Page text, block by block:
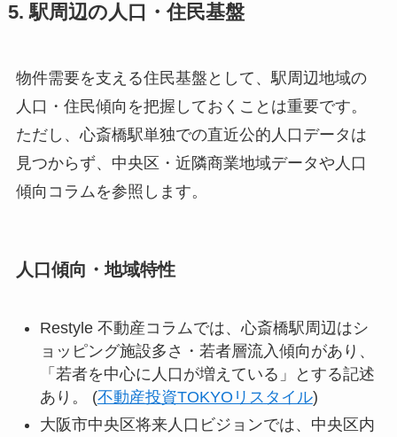
5. 駅周辺の人口・住民基盤
物件需要を支える住民基盤として、駅周辺地域の
人口・住民傾向を把握しておくことは重要です。
ただし、心斎橋駅単独での直近公的人口データは
見つからず、中央区・近隣商業地域データや人口
傾向コラムを参照します。
人口傾向・地域特性
Restyle 不動産コラムでは、心斎橋駅周辺はシ
ョッピング施設多さ・若者層流入傾向があり、
「若者を中心に人口が増えている」とする記述
あり。 (不動産投資TOKYOリスタイル)
大阪市中央区将来人口ビジョンでは、中央区内